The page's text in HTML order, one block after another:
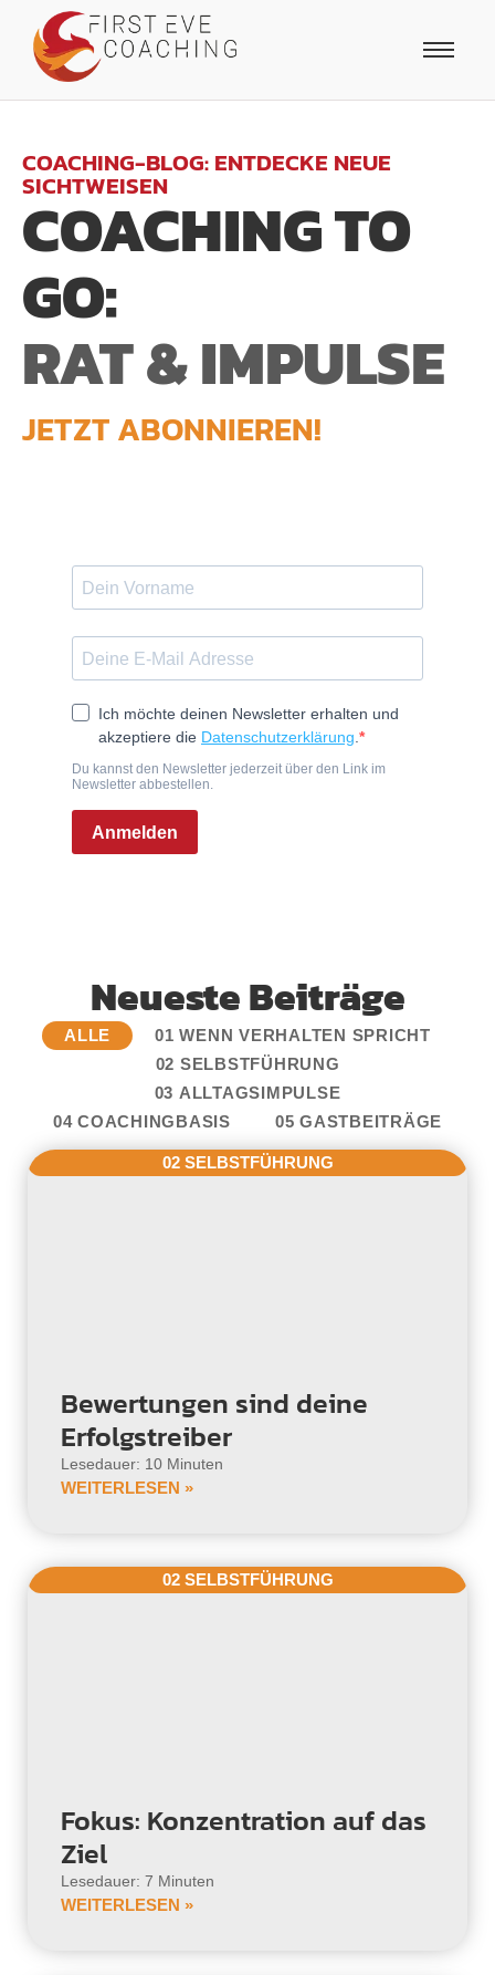
COACHING-BLOG: ENTDECKE NEUE
SICHTWEISEN
COACHING TO
GO:
RAT & IMPULSE
JETZT ABONNIEREN!
Neueste Beiträge
01 WENN VERHALTEN SPRICHT
02 SELBSTFÜHRUNG
03 ALLTAGSIMPULSE
04 COACHINGBASIS
05 GASTBEITRÄGE
ALLE
02 SELBSTFÜHRUNG
Bewertungen sind deine
Erfolgstreiber
Lesedauer: 10 Minuten
WEITERLESEN »
02 SELBSTFÜHRUNG
Fokus: Konzentration auf das
Ziel
Lesedauer: 7 Minuten
WEITERLESEN »